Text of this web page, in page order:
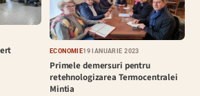
ECONOMIE19 IANUARIE 2023
Primele demersuri pentru
retehnologizarea Termocentralei
Mintia